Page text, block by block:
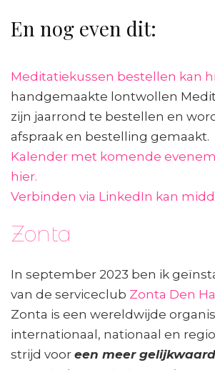
En nog even dit:
Meditatiekussen bestellen kan
handgemaakte lontwollen
zijn jaarrond te bestellen en
afspraak en bestelling gemaakt.
Kalender met komende
hier.
Verbinden via LinkedIn kan
Zonta
In september 2023 ben ik
van de serviceclub Zonta Den
Zonta is een wereldwijde
internationaal, nationaal en
strijd voor een meer